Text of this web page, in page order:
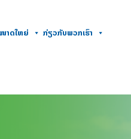
າດໃຫຍ່ ກ່ຽວກັບພວກເຮົາ